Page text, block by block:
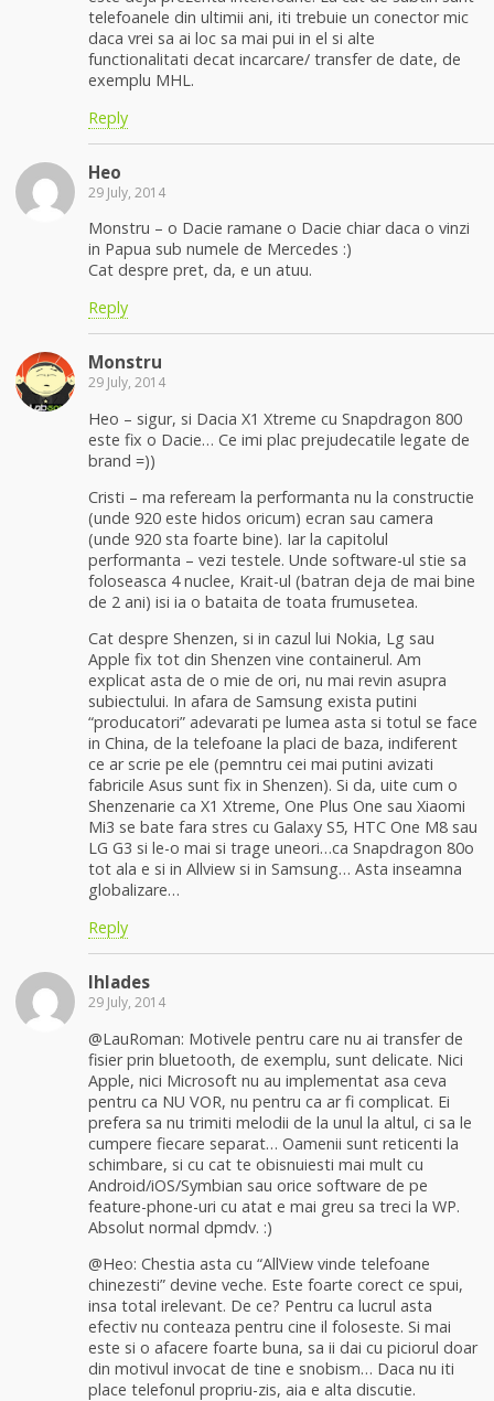
telefoanele din ultimii ani, iti trebuie un conector mic
daca vrei sa ai loc sa mai pui in el si alte
functionalitati decat incarcare/ transfer de date, de
exemplu MHL.
Reply
Heo
29 July, 2014
Monstru – o Dacie ramane o Dacie chiar daca o vinzi
in Papua sub numele de Mercedes :)
Cat despre pret, da, e un atuu.
Reply
Monstru
29 July, 2014
Heo – sigur, si Dacia X1 Xtreme cu Snapdragon 800
este fix o Dacie… Ce imi plac prejudecatile legate de
brand =))
Cristi – ma refeream la performanta nu la constructie
(unde 920 este hidos oricum) ecran sau camera
(unde 920 sta foarte bine). Iar la capitolul
performanta – vezi testele. Unde software-ul stie sa
foloseasca 4 nuclee, Krait-ul (batran deja de mai bine
de 2 ani) isi ia o bataita de toata frumusetea.
Cat despre Shenzen, si in cazul lui Nokia, Lg sau
Apple fix tot din Shenzen vine containerul. Am
explicat asta de o mie de ori, nu mai revin asupra
subiectului. In afara de Samsung exista putini
“producatori” adevarati pe lumea asta si totul se face
in China, de la telefoane la placi de baza, indiferent
ce ar scrie pe ele (pemntru cei mai putini avizati
fabricile Asus sunt fix in Shenzen). Si da, uite cum o
Shenzenarie ca X1 Xtreme, One Plus One sau Xiaomi
Mi3 se bate fara stres cu Galaxy S5, HTC One M8 sau
LG G3 si le-o mai si trage uneori…ca Snapdragon 80o
tot ala e si in Allview si in Samsung… Asta inseamna
globalizare…
Reply
Ihlades
29 July, 2014
@LauRoman: Motivele pentru care nu ai transfer de
fisier prin bluetooth, de exemplu, sunt delicate. Nici
Apple, nici Microsoft nu au implementat asa ceva
pentru ca NU VOR, nu pentru ca ar fi complicat. Ei
prefera sa nu trimiti melodii de la unul la altul, ci sa le
cumpere fiecare separat… Oamenii sunt reticenti la
schimbare, si cu cat te obisnuiesti mai mult cu
Android/iOS/Symbian sau orice software de pe
feature-phone-uri cu atat e mai greu sa treci la WP.
Absolut normal dpmdv. :)
@Heo: Chestia asta cu “AllView vinde telefoane
chinezesti” devine veche. Este foarte corect ce spui,
insa total irelevant. De ce? Pentru ca lucrul asta
efectiv nu conteaza pentru cine il foloseste. Si mai
este si o afacere foarte buna, sa ii dai cu piciorul doar
din motivul invocat de tine e snobism… Daca nu iti
place telefonul propriu-zis, aia e alta discutie.